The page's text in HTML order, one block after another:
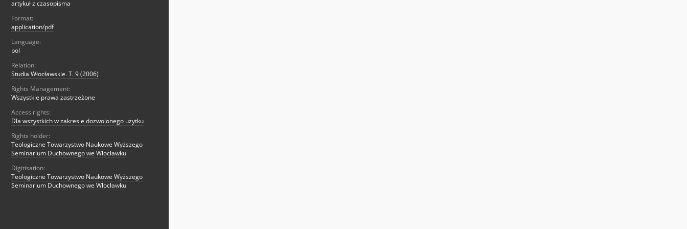
artykuł z czasopisma
Format:
application/pdf
Language:
pol
Relation:
Studia Włocławskie. T. 9 (2006)
Rights Management:
Wszystkie prawa zastrzeżone
Access rights:
Dla wszystkich w zakresie dozwolonego użytku
Rights holder:
Teologiczne Towarzystwo Naukowe Wyższego
Seminarium Duchownego we Włocławku
Digitisation:
Teologiczne Towarzystwo Naukowe Wyższego
Seminarium Duchownego we Włocławku